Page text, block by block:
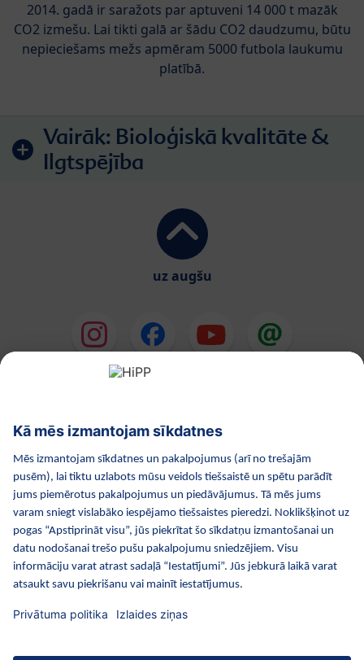
2014. gadā ir saražots par aptuveni 14 000 t mazāk
CO2 izmešu. Lai tikti galā ar šādu CO2 daudzumu, būtu
nepieciešams mežs apmēram 5000 futbola laukumu
platībā.
Vairāk: Bioloģiskā kvalitāte &
Ilgtspējība
uz augšu
HiPP Mazuļa ēdināšana
HiPP Kosmētika
HiPP Grūtniecība
Privātuma politika
Lietošanas noteikumi
Izejošie dati
Par kompāniju HiPP Kontakti